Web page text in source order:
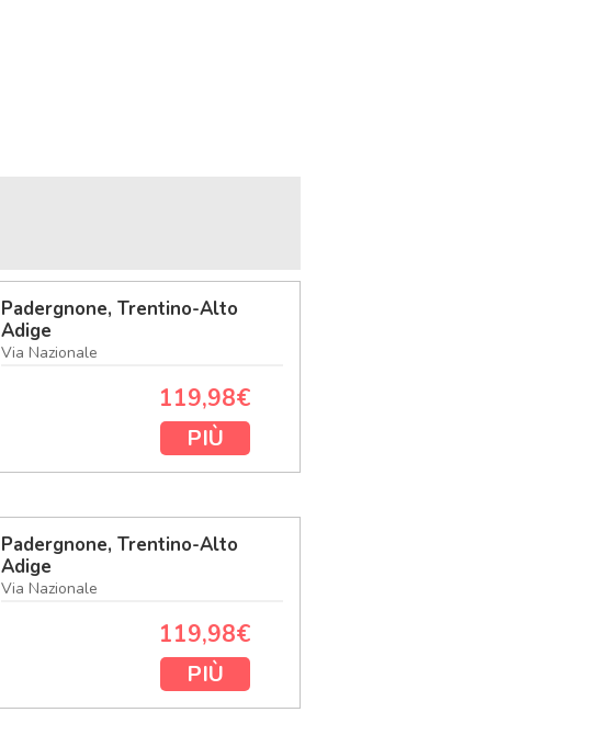
Padergnone, Trentino-Alto
Adige
Via Nazionale
119,98€
PIÙ
Padergnone, Trentino-Alto
Adige
Via Nazionale
119,98€
PIÙ